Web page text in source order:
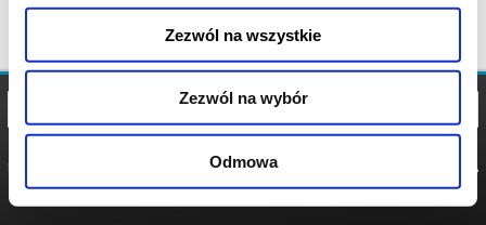
Zezwól na wszystkie
Zezwól na wybór
Odmowa
POLITYKA
POLITYKA